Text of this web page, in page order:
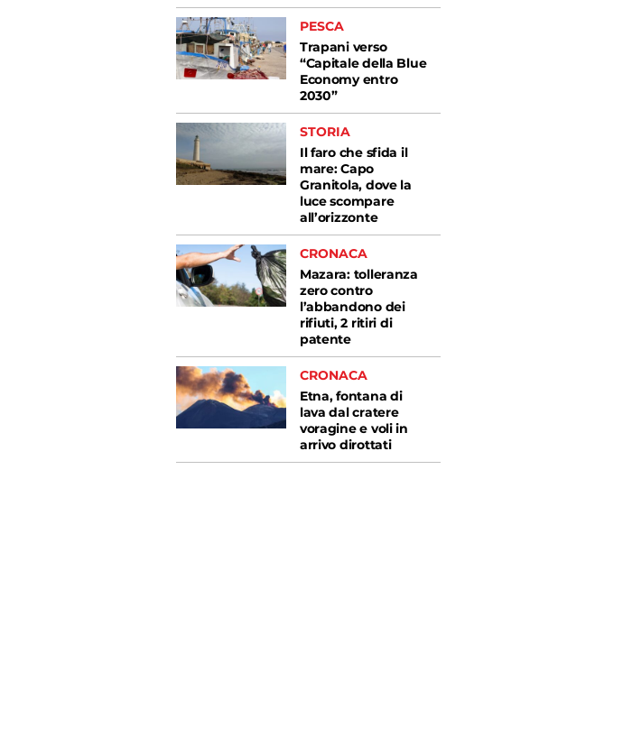
PESCA
Trapani verso
“Capitale della Blue
Economy entro
2030”
STORIA
Il faro che sfida il
mare: Capo
Granitola, dove la
luce scompare
all’orizzonte
CRONACA
Mazara: tolleranza
zero contro
l’abbandono dei
rifiuti, 2 ritiri di
patente
CRONACA
Etna, fontana di
lava dal cratere
voragine e voli in
arrivo dirottati